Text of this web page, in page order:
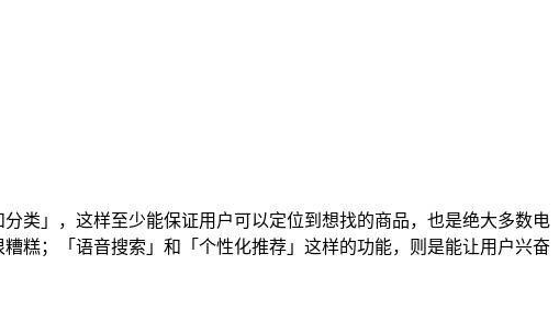
类」，这样至少能保证用户可以定位到想找的商品，也是绝大多数电
糕；「语音搜索」和「个性化推荐」这样的功能，则是能让用户兴奋